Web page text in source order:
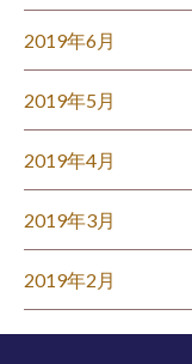
2019年6月
2019年5月
2019年4月
2019年3月
2019年2月